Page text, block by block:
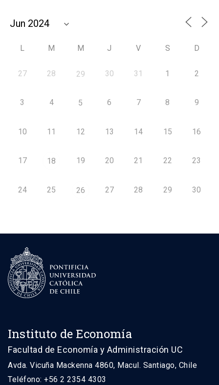
L M M J V S D
27 28 29 30 31 1 2
3 4 5 6 7 8 9
10 11 12 13 14 15 16
17 18 19 20 21 22 23
24 25 26 27 28 29 30
Instituto de Economía
Facultad de Economía y Administración UC
Avda. Vicuña Mackenna 4860, Macul. Santiago, Chile
Teléfono: +56 2 2354 4303